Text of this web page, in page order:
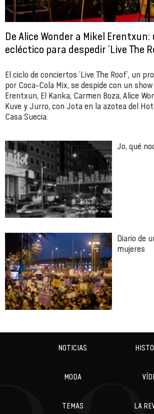
De Alice Wonder a Mikel
ecléctico para despedir ‘Live The
El ciclo de conciertos ‘Live The Roof’, un
por Coca-Cola Mix, se despide con un
Erentxun, El Kanka, Carmen Boza, Alice
Kuve y Jurro, con Jota en la azotea del
Casa Suecia.
Jo, qué
Diario de
mujeres
NOTICIAS
MODA
TEMAS LA